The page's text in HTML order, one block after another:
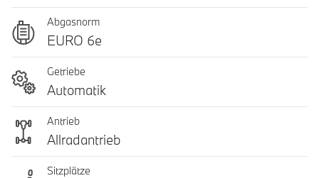
Abgasnorm
EURO 6e
Getriebe
Automatik
Antrieb
Allradantrieb
Sitzplätze